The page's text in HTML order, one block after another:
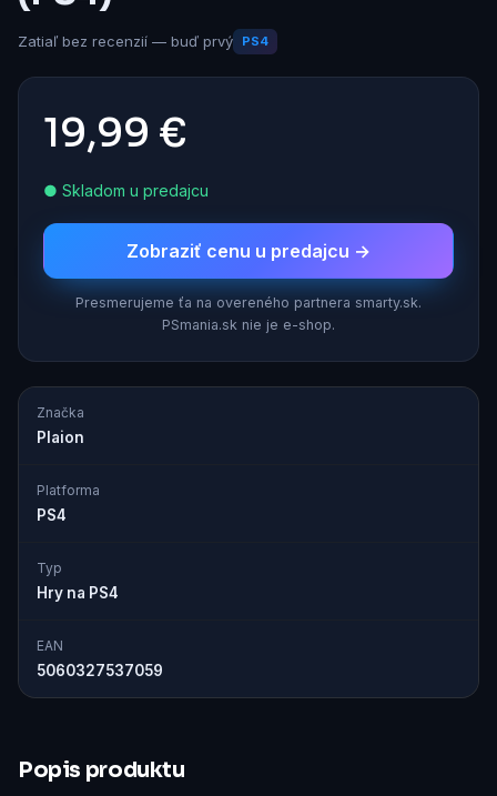
Zatiaľ bez recenzií — buď prvý PS4
19,99 €
● Skladom u predajcu
Zobraziť cenu u predajcu →
Presmerujeme ťa na overeného partnera smarty.sk.
PSmania.sk nie je e-shop.
Značka
Plaion
Platforma
PS4
Typ
Hry na PS4
EAN
5060327537059
Popis produktu